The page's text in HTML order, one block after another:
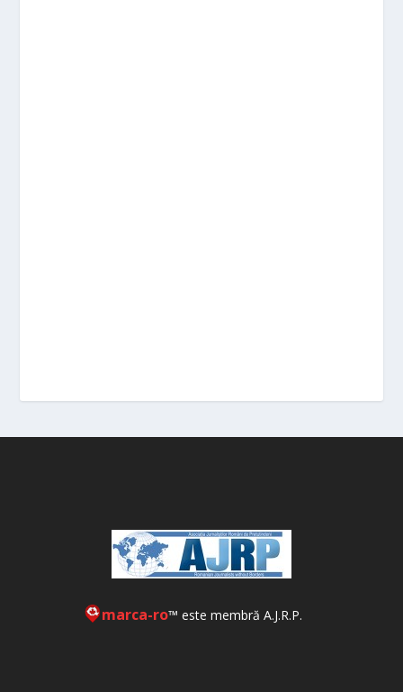
marca-ro™ este membră A.J.R.P.